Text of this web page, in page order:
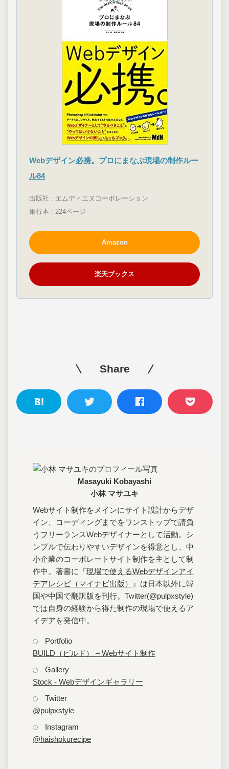
Webデザイン必携。プロにまなぶ現場の制作ルー
ル84
出版社 : エムディエヌコーポレーション
単行本 : 224ページ
Amazon
楽天ブックス
Share
Masayuki Kobayashi
小林 マサユキ
Webサイト制作をメインにサイト設計からデザ
イン、コーディングまでをワンストップで請負
うフリーランスWebデザイナーとして活動。シ
ンプルで伝わりやすいデザインを得意とし、中
小企業のコーポレートサイト制作を主として制
作中。著書に『現場で使えるWebデザインアイ
デアレシピ（マイナビ出版）
』は日本以外に韓
国や中国で翻訳版を刊行。Twitter(@pulpxstyle)
では自身の経験から得た制作の現場で使えるア
イデアを発信中。
Portfolio
BUILD（ビルド） – Webサイト制作
Gallery
Stock - Webデザインギャラリー
Twitter
@pulpxstyle
Instagram
@haishokurecipe